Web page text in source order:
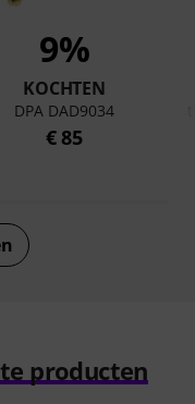
9%
KOCHTEN
DPA DAD9034
€ 85
producten